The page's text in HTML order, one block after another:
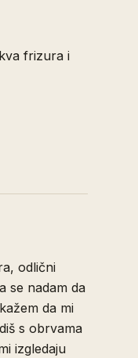
frizura i
odlični
se nadam da
da mi
s obrvama
izgledaju